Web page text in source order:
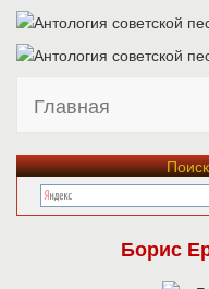
Главная
Борис